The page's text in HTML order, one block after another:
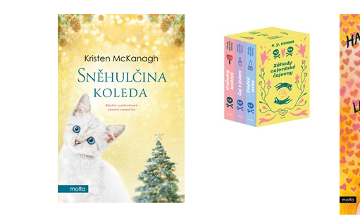
Sněhulčina koleda
Kristen McKanagh
Do košíku
399 Kč
319 Kč
Záhady oxfordské
čajovny - BOX
H. Y. Hanna